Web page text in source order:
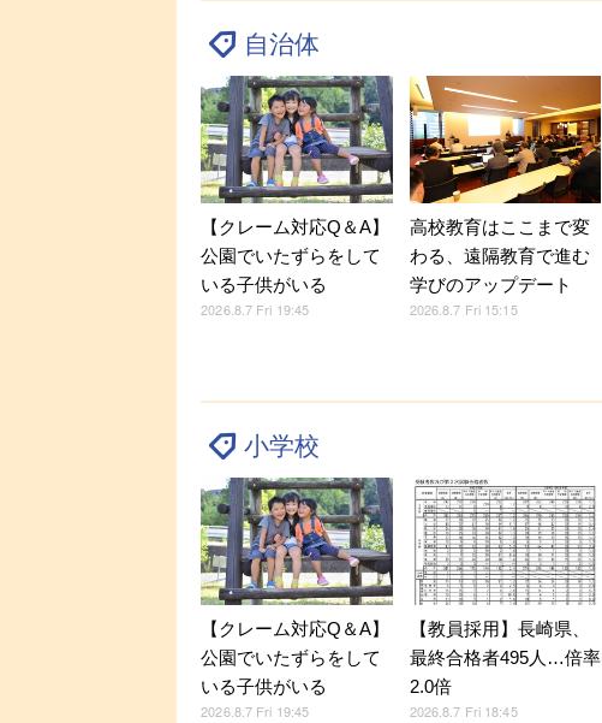
自治体
【クレーム対応Q＆A】
公園でいたずらをして
いる子供がいる
2026.8.7 Fri 19:45
高校教育はここまで変
わる、遠隔教育で進む
学びのアップデート
2026.8.7 Fri 15:15
小学校
【クレーム対応Q＆A】
公園でいたずらをして
いる子供がいる
2026.8.7 Fri 19:45
【教員採用】長崎県、
最終合格者495人…倍率
2.0倍
2026.8.7 Fri 18:45